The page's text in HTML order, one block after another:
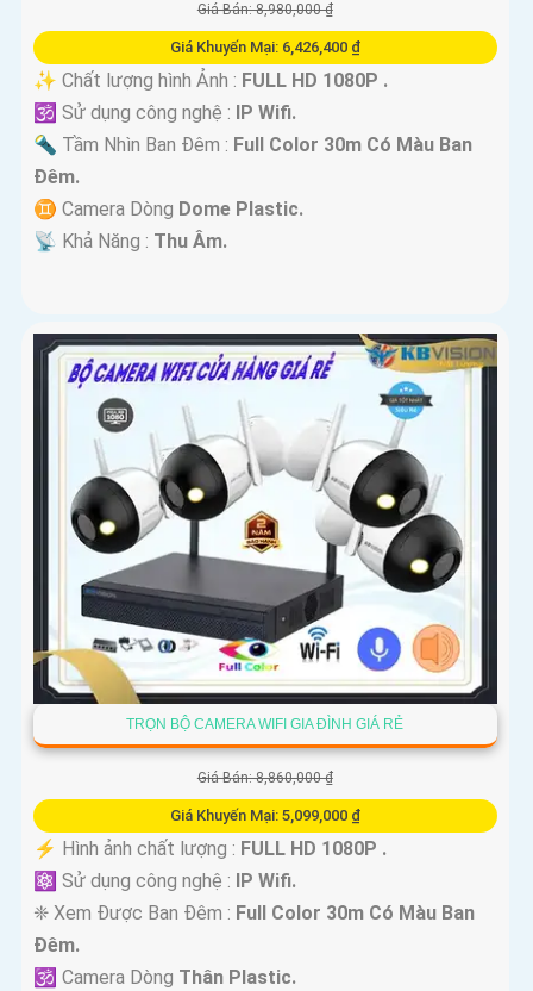
Giá Bán: 8,980,000 ₫
Giá Khuyến Mại: 6,426,400 ₫
✨ Chất lượng hình Ảnh : FULL HD 1080P .
🕉️ Sử dụng công nghệ :
IP Wifi.
🔦 Tầm Nhìn Ban Đêm : Full Color 30m Có Màu Ban
Ðêm.
♊ Camera Dòng Dome Plastic.
️📡 Khả Năng : Thu Âm.
TRỌN BỘ CAMERA WIFI GIA ĐÌNH GIÁ RẺ
Giá Bán: 8,860,000 ₫
Giá Khuyến Mại: 5,099,000 ₫
️⚡ Hình ảnh chất lượng : FULL HD 1080P .
⚛️ Sử dụng công nghệ :
IP Wifi.
❈ Xem Được Ban Đêm : Full Color 30m Có Màu Ban
Ðêm.
🕉️ Camera Dòng Thân Plastic.